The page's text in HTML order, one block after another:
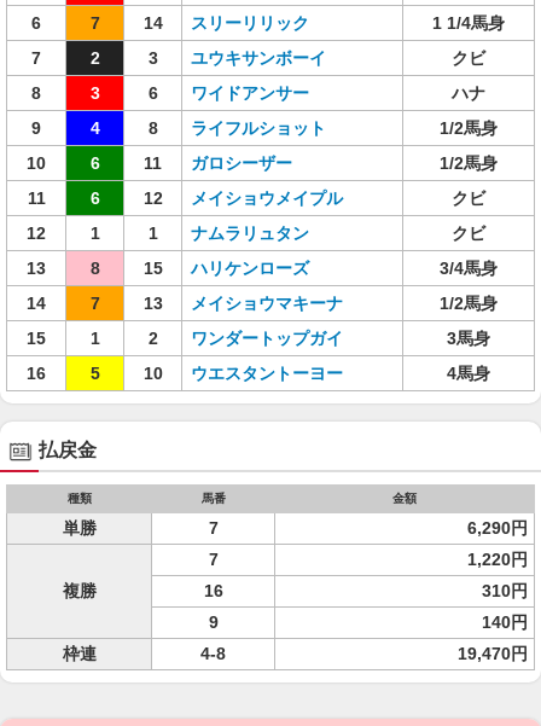
6
7 14 スリーリリック
1 1/4馬身
7
2 3 ユウキサンボーイ
クビ
8
3 6 ワイドアンサー
ハナ
9
4 8 ライフルショット
1/2馬身
10
6 11 ガロシーザー
1/2馬身
11
6 12 メイショウメイプル
クビ
12
1 1 ナムラリュタン
クビ
13
8 15 ハリケンローズ
3/4馬身
14
7 13 メイショウマキーナ
1/2馬身
15
1 2 ワンダートップガイ
3馬身
16
5 10 ウエスタントーヨー 4馬身
払戻金
種類 馬番 金額
単勝 7 6,290円
複勝
7
1,220円
16
310円
9
140円
枠連
4-8 19,470円